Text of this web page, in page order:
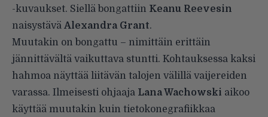
-kuvaukset. Siellä bongattiin Keanu Reevesin
naisystävä Alexandra Grant.
Muutakin on bongattu – nimittäin erittäin
jännittävältä vaikuttava stuntti. Kohtauksessa kaksi
hahmoa näyttää liitävän talojen välillä vaijereiden
varassa. Ilmeisesti ohjaaja Lana Wachowski aikoo
käyttää muutakin kuin tietokonegrafiikkaa